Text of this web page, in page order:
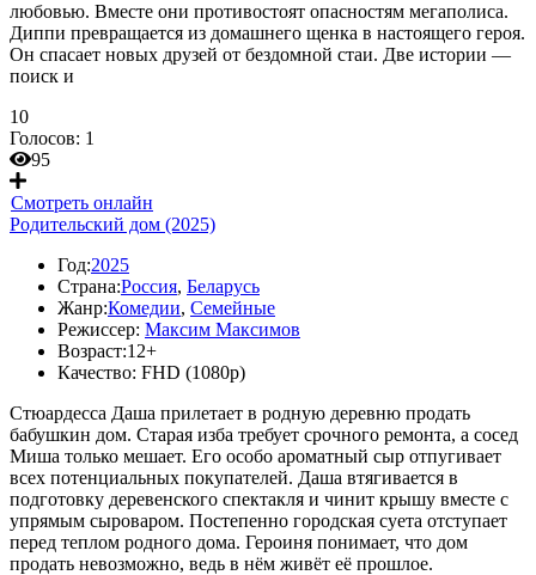
любовью. Вместе они противостоят опасностям мегаполиса.
Диппи превращается из домашнего щенка в настоящего героя.
Он спасает новых друзей от бездомной стаи. Две истории —
поиск и
10
Голосов: 1
95
Смотреть онлайн
Родительский дом (2025)
Год:2025
Страна:Россия, Беларусь
Жанр:Комедии, Семейные
Режиссер: Максим Максимов
Возраст:12+
Качество: FHD (1080p)
Стюардесса Даша прилетает в родную деревню продать
бабушкин дом. Старая изба требует срочного ремонта, а сосед
Миша только мешает. Его особо ароматный сыр отпугивает
всех потенциальных покупателей. Даша втягивается в
подготовку деревенского спектакля и чинит крышу вместе с
упрямым сыроваром. Постепенно городская суета отступает
перед теплом родного дома. Героиня понимает, что дом
продать невозможно, ведь в нём живёт её прошлое.